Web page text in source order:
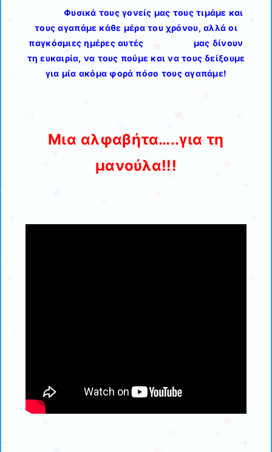
Φυσικά τους γονείς μας τους τιμάμε και
τους αγαπάμε κάθε μέρα του χρόνου, αλλά οι
παγκόσμιες ημέρες αυτές μας δίνουν
τη ευκαιρία, να τους πούμε και να τους δείξουμε
για μία ακόμα φορά πόσο τους αγαπάμε!
Μια αλφαβήτα…..για τη
μανούλα!!!